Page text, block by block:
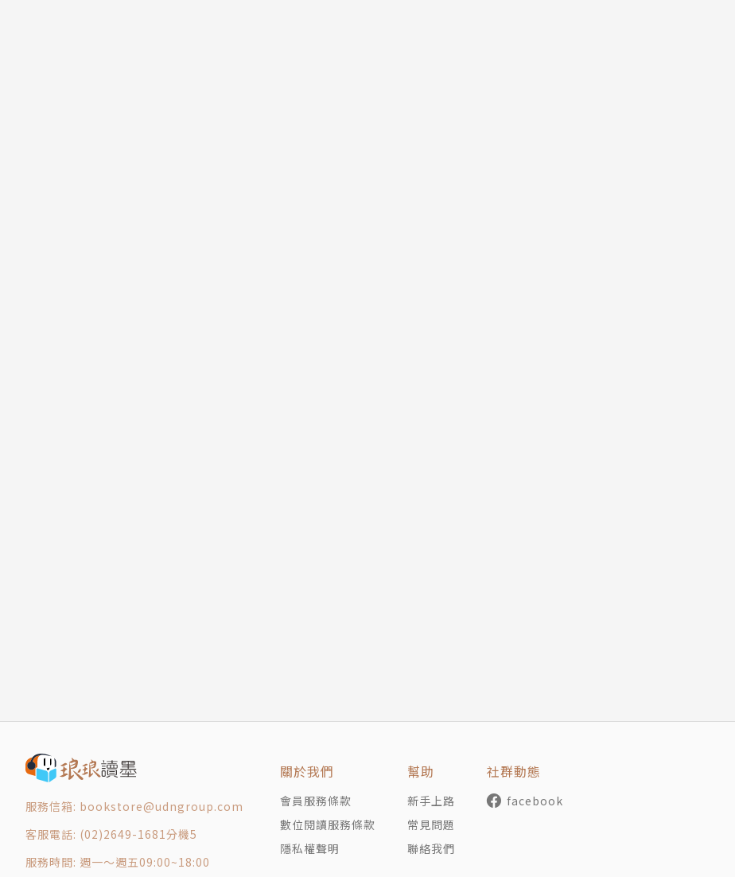
服務信箱: bookstore@udngroup.com
客服電話: (02)2649-1681分機5
服務時間: 週一～週五09:00~18:00
關於我們
會員服務條款
數位閱讀服務條款
隱私權聲明
幫助
新手上路
常見問題
聯絡我們
社群動態
facebook